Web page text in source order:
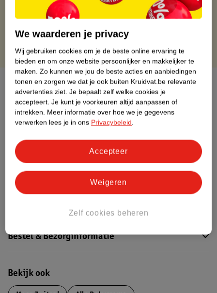
Gratis retourneren binnen 30 dagen
Gratis punten met je Kruidvat kaart
Over dit product
Productinformatie
Nature Impact Score
Dit product heeft (nog) geen Nature
Impact Score.
Bestel & Bezorginformatie
Bekijk ook
We waarderen je privacy
Wij gebruiken cookies om je de beste online ervaring te
bieden en om onze website persoonlijker en makkelijker te
maken. Zo kunnen we jou de beste acties en aanbiedingen
tonen en zorgen we dat je ook buiten Kruidvat.be relevante
advertenties ziet. Je bepaalt zelf welke cookies je
accepteert. Je kunt je voorkeuren altijd aanpassen of
intrekken. Meer informatie over hoe we je gegevens
verwerken lees je in ons Privacybeleid.
Zelf cookies beheren
Weigeren
Accepteer